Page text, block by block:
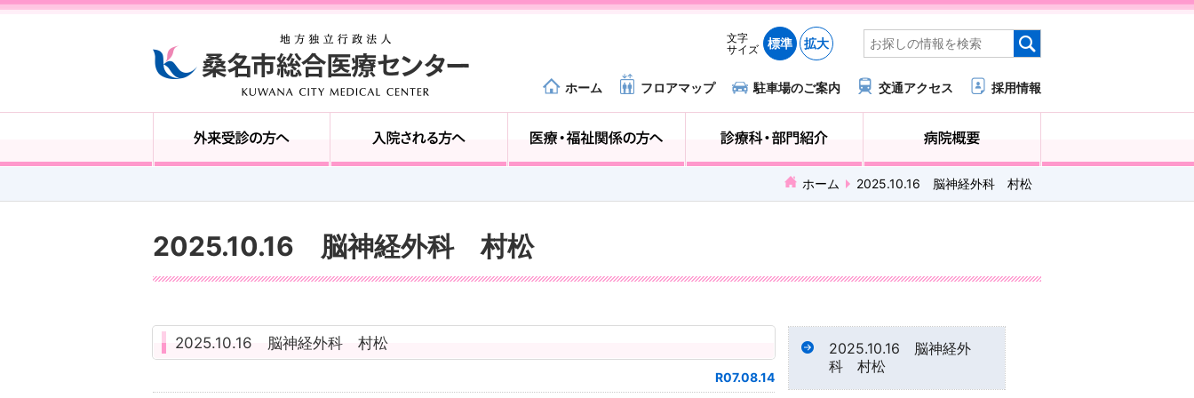
文字
サイズ
標準 拡大
ホーム フロアマップ 駐車場のご案内 交通アクセス 採用情報
ホーム 2025.10.16 脳神経外科 村松
2025.10.16 脳神経外科 村松
2025.10.16 脳神経外科 村松
R07.08.14
2025.10.16 脳神経外
科 村松